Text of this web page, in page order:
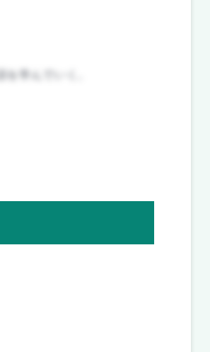
を学んでいく。